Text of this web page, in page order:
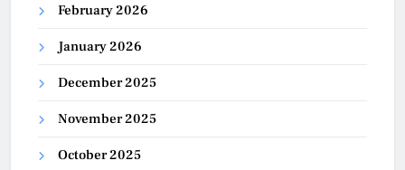
February 2026
January 2026
December 2025
November 2025
October 2025